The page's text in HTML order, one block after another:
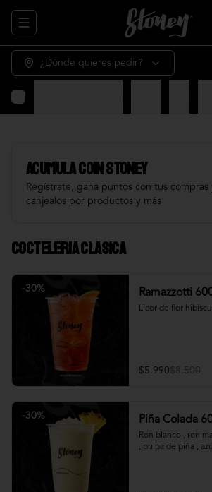
Abrir menu de navegación
¿Dónde quieres pedir?
AcumulaCOIN STONEY
Regístrate, gana puntos con tus compras
canjealos por productos y más
Cocteleria Clasica
-30% Ramazzotti
Licor de flor
$5.990$8.500
-30% Piña Colada
Ron blanco , ron
, pulpa de piña ,